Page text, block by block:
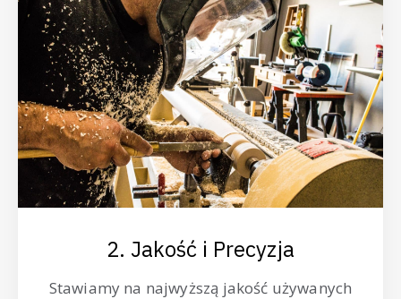
2. Jakość i Precyzja
Stawiamy na najwyższą jakość używanych